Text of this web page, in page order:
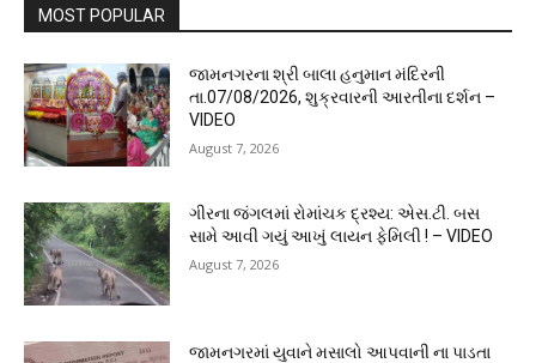
MOST POPULAR
જામનગરના શ્રી બાલા હનુમાન મંદિરની
તા.07/08/2026, શુક્રવારની આરતીના દર્શન –
VIDEO
August 7, 2026
ગીરના જંગલમાં રોમાંચક દ્રશ્ય: એસ.ટી. બસ
સામે આવી ગયું આખું લાયન ફેમિલી ! – VIDEO
August 7, 2026
જામનગરમાં યુવાને મસાલો આપવાની ના પાડતા